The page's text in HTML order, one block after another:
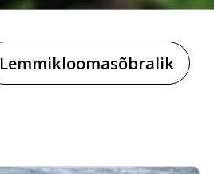
Lemmikloomasõbralik